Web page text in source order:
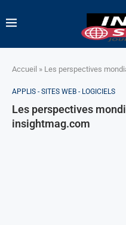
Accueil » Les perspectives
APPLIS - SITES WEB - LOGICIELS
Les perspectives
insightmag.com